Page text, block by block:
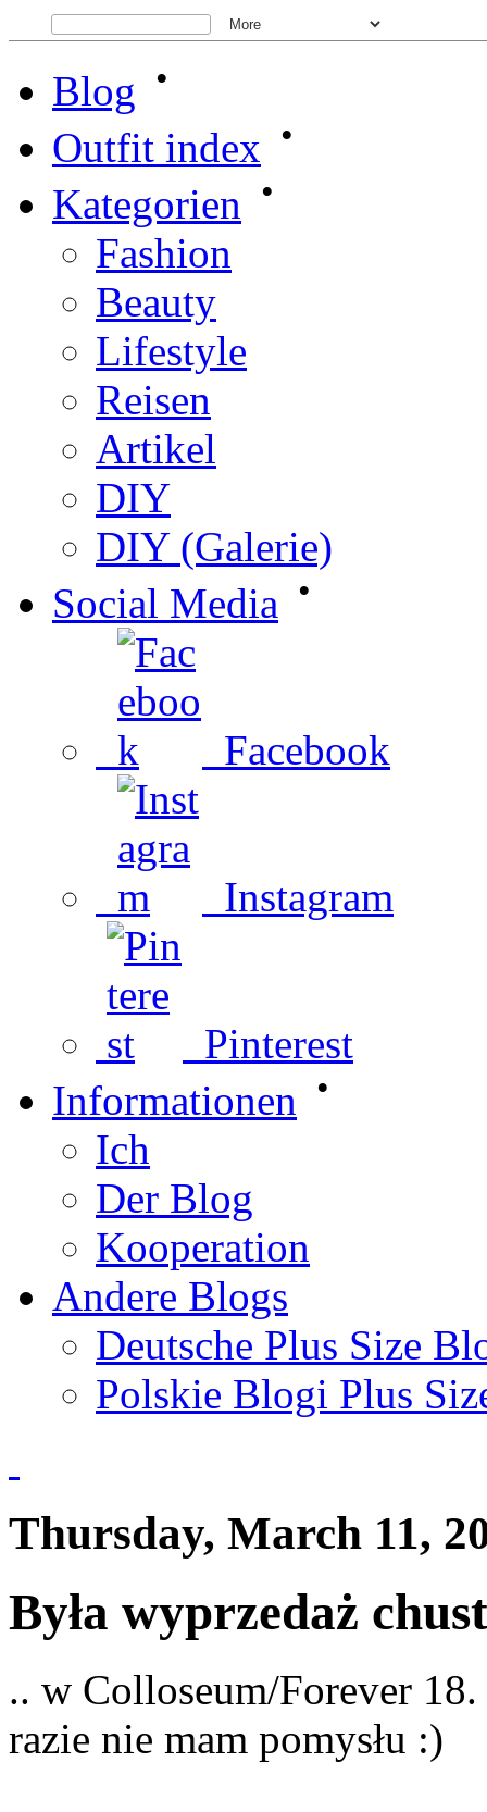
Blog •
Outfit index •
Kategorien •
Fashion
Beauty
Lifestyle
Reisen
Artikel
DIY
DIY (Galerie)
Social Media •
Facebook
Instagram
Pinterest
Informationen •
Ich
Der Blog
Kooperation
Andere Blogs
Deutsche Plus Size
Polskie Blogi Plus
Thursday, March 11,
Była wyprzedaż
.. w Colloseum/Forever
razie nie mam pomysłu :)